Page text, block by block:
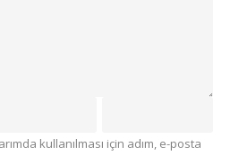
kullanılması için adım, e-posta